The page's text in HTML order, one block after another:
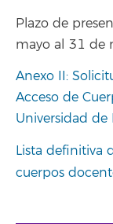
Plazo de
mayo al 31 de
Anexo II:
Acceso de
Universidad de
Lista definitiva
cuerpos